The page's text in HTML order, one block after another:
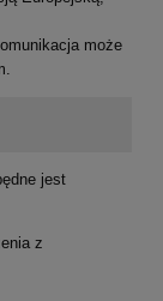
może
jest
z